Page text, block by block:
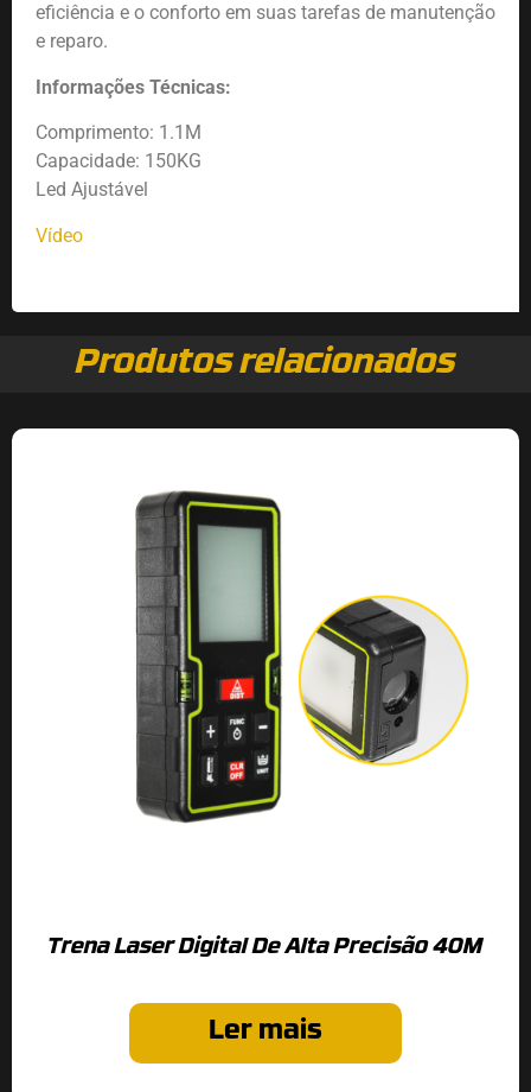
eficiência e o conforto em suas tarefas de manutenção
e reparo.
Informações Técnicas:
Comprimento: 1.1M
Capacidade: 150KG
Led Ajustável
Vídeo
Produtos relacionados
Trena Laser Digital De Alta Precisão 40M
Ler mais